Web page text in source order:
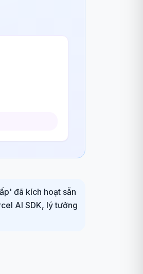
đã kích hoạt sẵn
AI SDK, lý tưởng